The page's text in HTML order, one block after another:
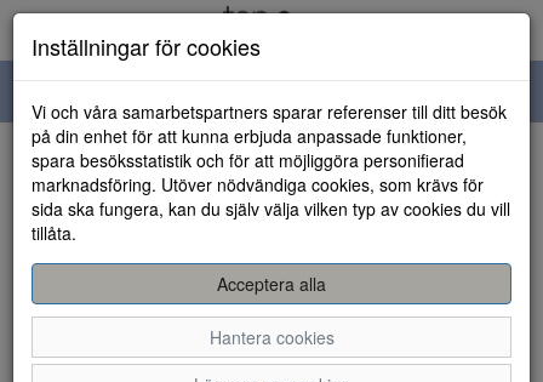
navigation
HEM
Inställningar för cookies
Vi och våra samarbetspartners sparar referenser till ditt besök
på din enhet för att kunna erbjuda anpassade funktioner,
spara besöksstatistik och för att möjliggöra personifierad
marknadsföring. Utöver nödvändiga cookies, som krävs för
sida ska fungera, kan du själv välja vilken typ av cookies du vill
tillåta.
Acceptera alla
Hantera cookies